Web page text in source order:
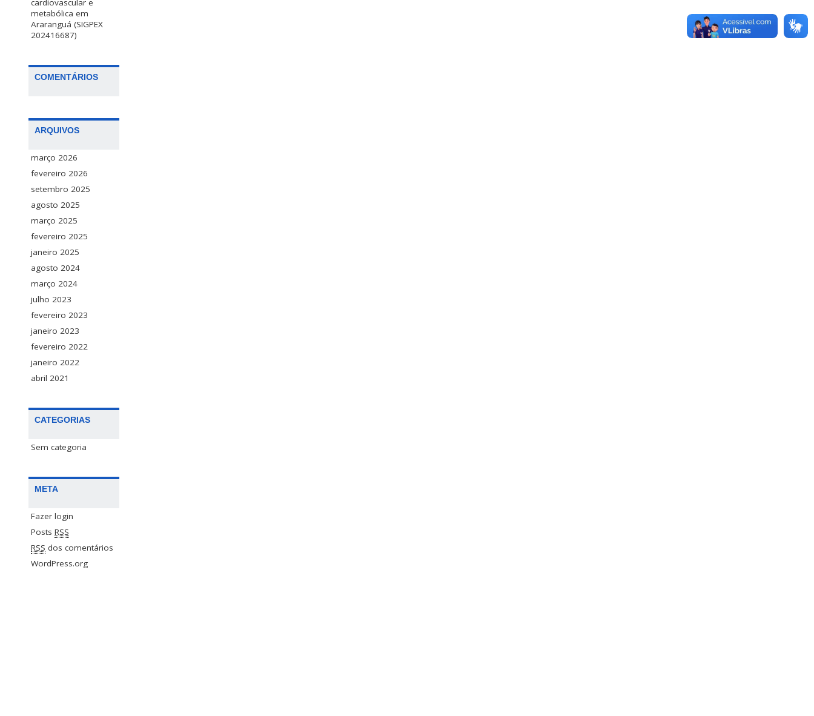
cardiovascular e
metabólica em
Araranguá (SIGPEX
202416687)
COMENTÁRIOS
ARQUIVOS
março 2026
fevereiro 2026
setembro 2025
agosto 2025
março 2025
fevereiro 2025
janeiro 2025
agosto 2024
março 2024
julho 2023
fevereiro 2023
janeiro 2023
fevereiro 2022
janeiro 2022
abril 2021
CATEGORIAS
Sem categoria
META
Fazer login
Posts RSS
RSS dos comentários
WordPress.org